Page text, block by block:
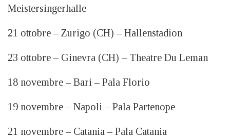
Meistersingerhalle
21 ottobre – Zurigo (CH) – Hallenstadion
23 ottobre – Ginevra (CH) – Theatre Du Leman
18 novembre – Bari – Pala Florio
19 novembre – Napoli – Pala Partenope
21 novembre – Catania – Pala Catania